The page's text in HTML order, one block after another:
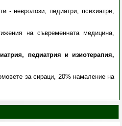
- невролози, педиатри, психиатри,
на съвременната медицина,
педиатрия и изиотерапия,
за сираци, 20% намаление на